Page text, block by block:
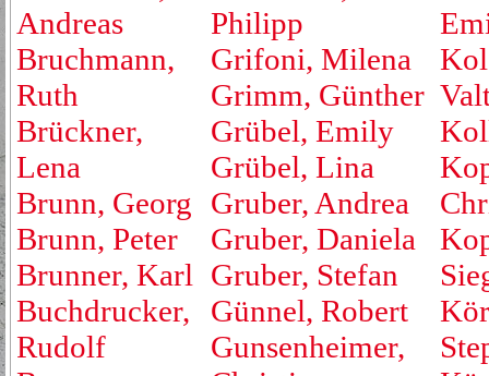
Andreas
Bruchmann,
Ruth
Brückner,
Lena
Brunn, Georg
Brunn, Peter
Brunner, Karl
Buchdrucker,
Rudolf
Philipp
Grifoni, Milena
Grimm, Günther
Grübel, Emily
Grübel, Lina
Gruber, Andrea
Gruber, Daniela
Gruber, Stefan
Günnel, Robert
Gunsenheimer,